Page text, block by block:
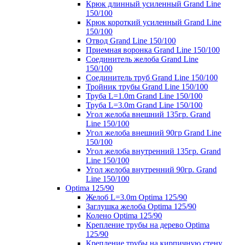
Крюк длинный усиленный Grand Line
150/100
Крюк короткий усиленный Grand Line
150/100
Отвод Grand Line 150/100
Приемная воронка Grand Line 150/100
Соединитель желоба Grand Line
150/100
Соединитель труб Grand Line 150/100
Тройник трубы Grand Line 150/100
Труба L=1.0m Grand Line 150/100
Труба L=3.0m Grand Line 150/100
Угол желоба внешний 135гр. Grand
Line 150/100
Угол желоба внешний 90гр Grand Line
150/100
Угол желоба внутренний 135гр. Grand
Line 150/100
Угол желоба внутренний 90гр. Grand
Line 150/100
Optima 125/90
Желоб L=3.0m Optima 125/90
Заглушка желоба Optima 125/90
Колено Optima 125/90
Крепление трубы на дерево Optima
125/90
Крепление трубы на кирпичную стену